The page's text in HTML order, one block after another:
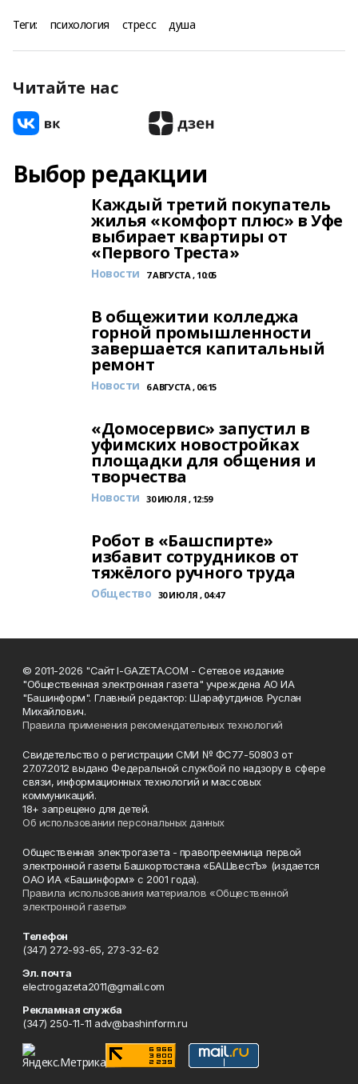
Теги: психология стресс душа
Читайте нас
Выбор редакции
Каждый третий покупатель
жилья «комфорт плюс» в Уфе
выбирает квартиры от
«Первого Треста»
Новости 7 АВГУСТА , 10:05
В общежитии колледжа
горной промышленности
завершается капитальный
ремонт
Новости 6 АВГУСТА , 06:15
«Домосервис» запустил в
уфимских новостройках
площадки для общения и
творчества
Новости 30 ИЮЛЯ , 12:59
Робот в «Башспирте»
избавит сотрудников от
тяжёлого ручного труда
Общество 30 ИЮЛЯ , 04:47
© 2011-2026 "Сайт I-GAZETA.COM - Сетевое издание
"Общественная электронная газета" учреждена АО ИА
"Башинформ". Главный редактор: Шарафутдинов Руслан
Михайлович.
Правила применения рекомендательных технологий
Свидетельство о регистрации СМИ № ФС77-50803 от
27.07.2012 выдано Федеральной службой по надзору в сфере
связи, информационных технологий и массовых
коммуникаций.
18+ запрещено для детей.
Об использовании персональных данных
Общественная электрогазета - правопреемница первой
электронной газеты Башкортостана «БАШвестЪ» (издается
ОАО ИА «Башинформ» с 2001 года).
Правила использования материалов «Общественной
электронной газеты»
Телефон
(347) 272-93-65, 273-32-62
Эл. почта
electrogazeta2011@gmail.com
Рекламная служба
(347) 250-11-11 adv@bashinform.ru